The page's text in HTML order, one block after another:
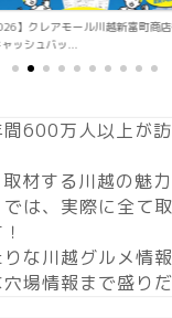
KAWAGOE F.Cが小学生向けサ
...
600万人以上が訪
材する川越の魅
では、実際に全て
な川越グルメ情報
場情報まで盛り